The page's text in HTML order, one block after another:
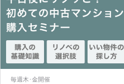
毎週木･金開催